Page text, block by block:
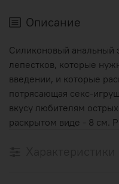
Описание
Силиконовый анальный
лепестков, которые
введении, и которые
потрясающая секс-
вкусу любителям
раскрытом виде - 8 см.